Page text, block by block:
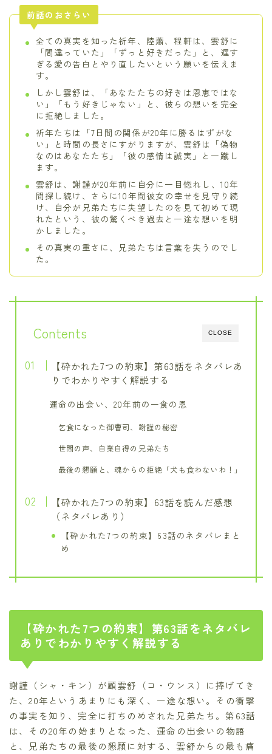
前話のおさらい
全ての真実を知った祈年、陸蕭、程軒は、雲舒に
「間違っていた」「ずっと好きだった」と、遅す
ぎる愛の告白とやり直したいという願いを伝えま
す。
しかし雲舒は、「あなたたちの好きは恩恵ではな
い」「もう好きじゃない」と、彼らの想いを完全
に拒絶しました。
祈年たちは「7日間の関係が20年に勝るはずがな
い」と時間の長さにすがりますが、雲舒は「偽物
なのはあなたたち」「彼の感情は誠実」と一蹴し
ます。
雲舒は、謝謹が20年前に自分に一目惚れし、10年
間探し続け、さらに10年間彼女の幸せを見守り続
け、自分が兄弟たちに失望したのを見て初めて現
れたという、彼の驚くべき過去と一途な想いを明
かしました。
その真実の重さに、兄弟たちは言葉を失うのでし
た。
CLOSE
Contents
【砕かれた7つの約束】第63話をネタバレあ
りでわかりやすく解説する
運命の出会い、20年前の一食の恩
乞食になった御曹司、謝謹の秘密
世間の声、自業自得の兄弟たち
最後の懇願と、魂からの拒絶「犬も食わないわ！」
【砕かれた7つの約束】63話を読んだ感想
（ネタバレあり）
【砕かれた7つの約束】63話のネタバレまと
め
【砕かれた7つの約束】第63話をネタバレ
ありでわかりやすく解説する
謝謹（シャ・キン）が顧雲舒（コ・ウンス）に捧げてき
た、20年というあまりにも深く、一途な想い。その衝撃
の事実を知り、完全に打ちのめされた兄弟たち。第63話
は、その20年の始まりとなった、運命の出会いの物語
と、兄弟たちの最後の懇願に対する、雲舒からの最も痛